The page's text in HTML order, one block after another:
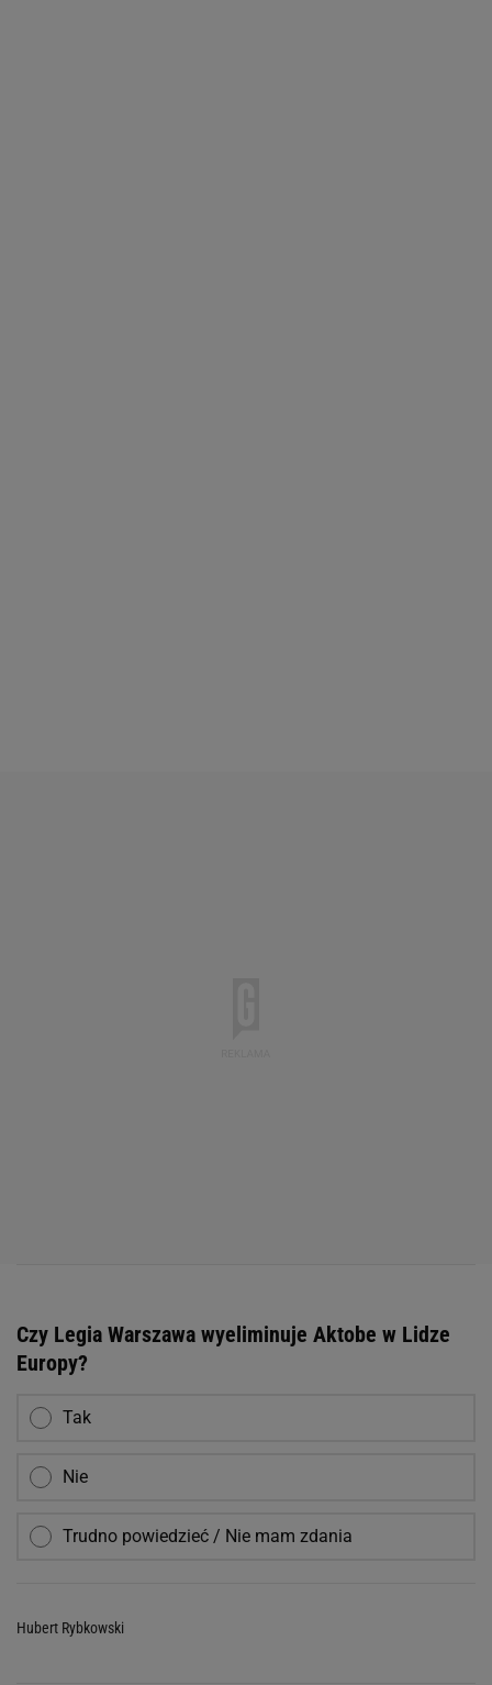
Czy Legia Warszawa wyeliminuje Aktobe w Lidze
Europy?
Tak
Nie
Trudno powiedzieć / Nie mam zdania
Hubert Rybkowski